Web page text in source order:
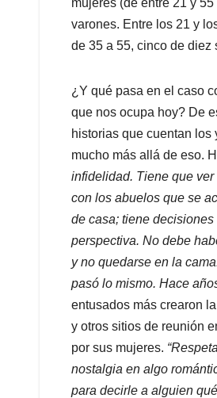
varones. Entre los 21 y
de 35 a 55, cinco de diez
¿Y qué pasa en el caso
que nos ocupa hoy? De
historias que cuentan los
mucho más allá de eso.
infidelidad. Tiene que
con los abuelos que se
de casa; tiene
perspectiva. No debe
y no quedarse en la
pasó lo mismo. Hace
entusados más crearon
y otros sitios de reunión
por sus mujeres.
nostalgia en algo
para decirle a alguien